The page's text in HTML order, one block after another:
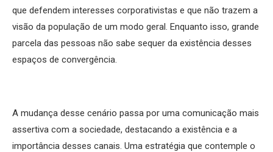
que defendem interesses corporativistas e que não trazem a
visão da população de um modo geral. Enquanto isso, grande
parcela das pessoas não sabe sequer da existência desses
espaços de convergência.
A mudança desse cenário passa por uma comunicação mais
assertiva com a sociedade, destacando a existência e a
importância desses canais. Uma estratégia que contemple o